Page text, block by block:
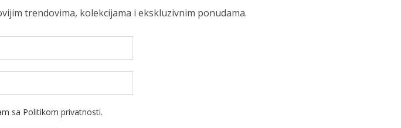
trendovima, kolekcijama i ekskluzivnim ponudama.
sa Politikom privatnosti.